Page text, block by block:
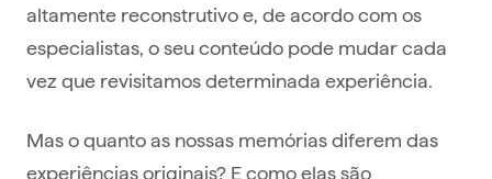
altamente reconstrutivo e, de acordo com os
especialistas, o seu conteúdo pode mudar cada
vez que revisitamos determinada experiência.
Mas o quanto as nossas memórias diferem das
experiências originais? E como elas são